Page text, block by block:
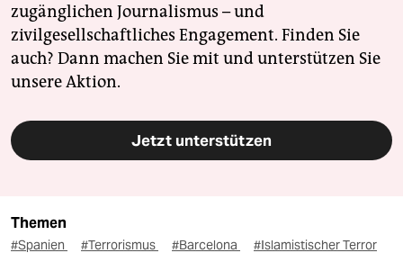
zugänglichen Journalismus – und
zivilgesellschaftliches Engagement. Finden Sie
auch? Dann machen Sie mit und unterstützen Sie
unsere Aktion.
Jetzt unterstützen
Themen
#Spanien #Terrorismus #Barcelona #Islamistischer Terror